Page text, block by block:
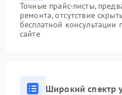
Точные прайс-листы,
ремонта, отсутствие
бесплатной
сайте
Широкий спектр